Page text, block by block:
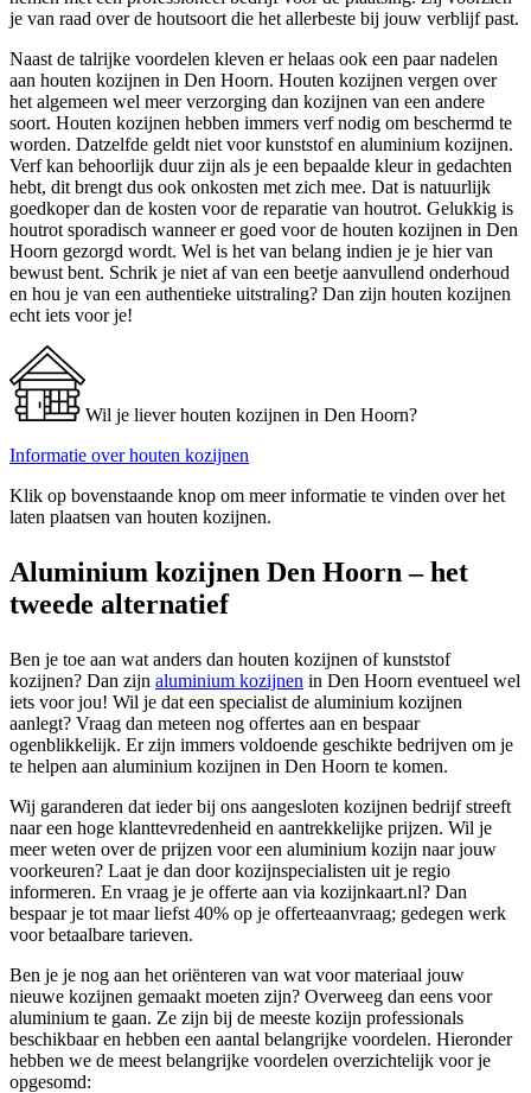
je van raad over de houtsoort die het allerbeste bij jouw verblijf past.
Naast de talrijke voordelen kleven er helaas ook een paar nadelen
aan houten kozijnen in Den Hoorn. Houten kozijnen vergen over
het algemeen wel meer verzorging dan kozijnen van een andere
soort. Houten kozijnen hebben immers verf nodig om beschermd te
worden. Datzelfde geldt niet voor kunststof en aluminium kozijnen.
Verf kan behoorlijk duur zijn als je een bepaalde kleur in gedachten
hebt, dit brengt dus ook onkosten met zich mee. Dat is natuurlijk
goedkoper dan de kosten voor de reparatie van houtrot. Gelukkig is
houtrot sporadisch wanneer er goed voor de houten kozijnen in Den
Hoorn gezorgd wordt. Wel is het van belang indien je je hier van
bewust bent. Schrik je niet af van een beetje aanvullend onderhoud
en hou je van een authentieke uitstraling? Dan zijn houten kozijnen
echt iets voor je!
Wil je liever houten kozijnen in Den Hoorn?
Informatie over houten kozijnen
Klik op bovenstaande knop om meer informatie te vinden over het
laten plaatsen van houten kozijnen.
Aluminium kozijnen Den Hoorn – het
tweede alternatief
Ben je toe aan wat anders dan houten kozijnen of kunststof
kozijnen? Dan zijn aluminium kozijnen in Den Hoorn eventueel wel
iets voor jou! Wil je dat een specialist de aluminium kozijnen
aanlegt? Vraag dan meteen nog offertes aan en bespaar
ogenblikkelijk. Er zijn immers voldoende geschikte bedrijven om je
te helpen aan aluminium kozijnen in Den Hoorn te komen.
Wij garanderen dat ieder bij ons aangesloten kozijnen bedrijf streeft
naar een hoge klanttevredenheid en aantrekkelijke prijzen. Wil je
meer weten over de prijzen voor een aluminium kozijn naar jouw
voorkeuren? Laat je dan door kozijnspecialisten uit je regio
informeren. En vraag je je offerte aan via kozijnkaart.nl? Dan
bespaar je tot maar liefst 40% op je offerteaanvraag; gedegen werk
voor betaalbare tarieven.
Ben je je nog aan het oriënteren van wat voor materiaal jouw
nieuwe kozijnen gemaakt moeten zijn? Overweeg dan eens voor
aluminium te gaan. Ze zijn bij de meeste kozijn professionals
beschikbaar en hebben een aantal belangrijke voordelen. Hieronder
hebben we de meest belangrijke voordelen overzichtelijk voor je
opgesomd: